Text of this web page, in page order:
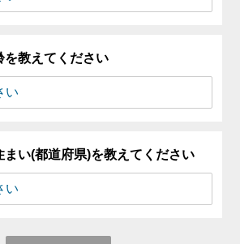
を教えてください
まい(都道府県)を教えてください